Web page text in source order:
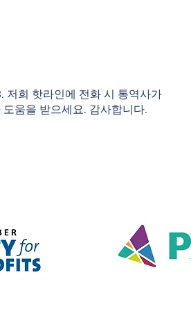
저희 핫라인에 전화 시 통역사가
움을 받으세요. 감사합니다.